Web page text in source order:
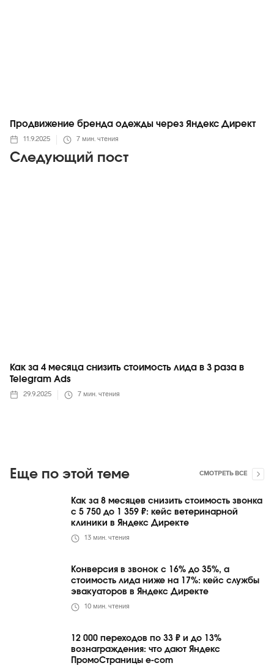
Следующий пост
Продвижение бренда одежды через Яндекс Директ
11.9.2025 7 мин. чтения
Как за 4 месяца снизить стоимость лида в 3 раза в
Telegram Ads
29.9.2025 7 мин. чтения
Еще по этой теме СМОТРЕТЬ ВСЕ
Как за 8 месяцев снизить стоимость звонка
с 5 750 до 1 359 ₽: кейс ветеринарной
клиники в Яндекс Директе
13 мин. чтения
Конверсия в звонок с 16% до 35%, а
стоимость лида ниже на 17%: кейс службы
эвакуаторов в Яндекс Директе
10 мин. чтения
12 000 переходов по 33 ₽ и до 13%
вознаграждения: что дают Яндекс
ПромоСтраницы e-com